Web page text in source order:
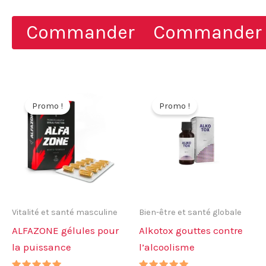
initial
était :
80,00 €.
actuel
est :
39,00 €.
Commander
initial
était :
78,00 €.
actuel
est :
39,00 €.
Commander
Promo !
Vitalité et santé masculine
ALFAZONE gélules pour
la puissance
Promo !
Bien-être et santé globale
Alkotox gouttes contre
l’alcoolisme